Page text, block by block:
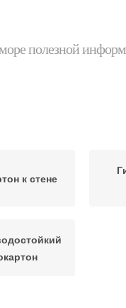
полезной
к стене